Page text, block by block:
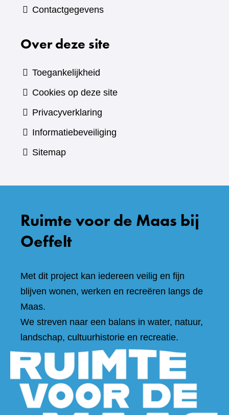
Contactgegevens
Over deze site
Toegankelijkheid
Cookies op deze site
Privacyverklaring
Informatiebeveiliging
Sitemap
Ruimte voor de Maas bij
Oeffelt
Met dit project kan iedereen veilig en fijn
blijven wonen, werken en recreëren langs de
Maas.
We streven naar een balans in water, natuur,
landschap, cultuurhistorie en recreatie.